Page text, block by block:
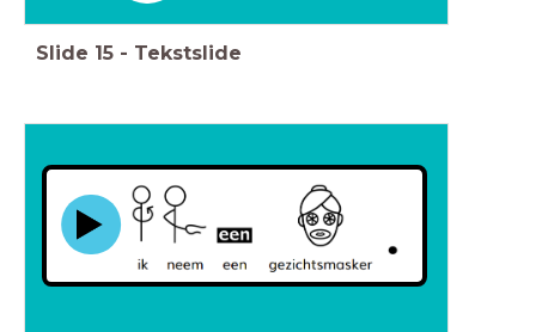
Slide 15 - Tekstslide